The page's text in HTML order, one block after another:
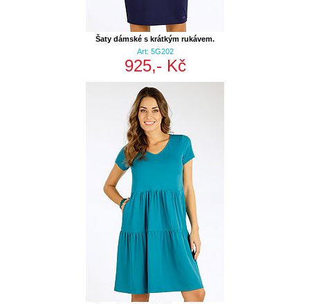
Šaty dámské s krátkým rukávem.
Art: 5G202
925,- Kč